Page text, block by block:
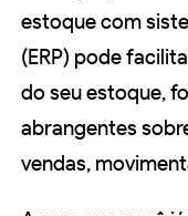
estoque com
(ERP) pode
do seu estoque,
abrangentes
vendas,